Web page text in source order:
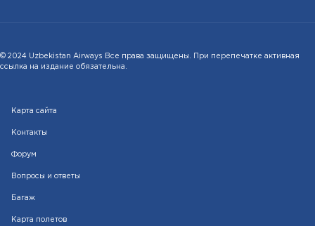
© 2024 Uzbekistan Airways Все права защищены. При перепечатке активная
ссылка на издание обязательна.
Карта сайта
Контакты
Форум
Вопросы и ответы
Багаж
Карта полетов